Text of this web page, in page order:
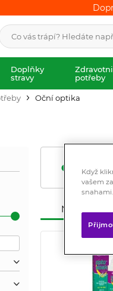
Doplňky
stravy
potřeby
Oční optika
čočky a
roztoky
Když
vašem
snahami.